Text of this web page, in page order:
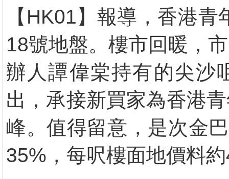
【HK01】報導，香港
18號地盤。樓市回暖，
辦人譚偉棠持有的尖沙
出，承接新買家為香港
峰。值得留意，是次金
35%，每呎樓面地價料